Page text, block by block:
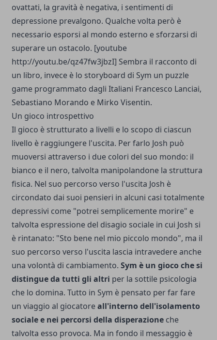
ovattati, la gravità è negativa, i sentimenti di
depressione prevalgono. Qualche volta però è
necessario esporsi al mondo esterno e sforzarsi di
superare un ostacolo. [youtube
http://youtu.be/qz47fw3jbzI] Sembra il racconto di
un libro, invece è lo storyboard di Sym un puzzle
game programmato dagli Italiani Francesco Lanciai,
Sebastiano Morando e Mirko Visentin.
Un gioco introspettivo
Il gioco è strutturato a livelli e lo scopo di ciascun
livello è raggiungere l'uscita. Per farlo Josh può
muoversi attraverso i due colori del suo mondo: il
bianco e il nero, talvolta manipolandone la struttura
fisica. Nel suo percorso verso l'uscita Josh è
circondato dai suoi pensieri in alcuni casi totalmente
depressivi come "potrei semplicemente morire" e
talvolta espressione del disagio sociale in cui Josh si
è rintanato: "Sto bene nel mio piccolo mondo", ma il
suo percorso verso l'uscita lascia intravedere anche
una volontà di cambiamento. Sym è un gioco che si
distingue da tutti gli altri per la sottile psicologia
che lo domina. Tutto in Sym è pensato per far fare
un viaggio al giocatoreall'interno dell'isolamento
sociale e nei percorsi della disperazione che
talvolta esso provoca. Ma in fondo il messaggio è